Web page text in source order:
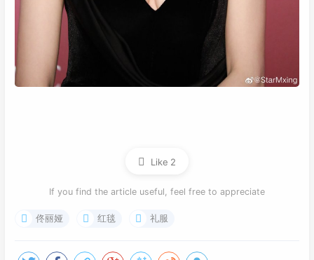
Like 2
If you find the article useful, feel free to appreciate
佟丽娅 红毯 礼服